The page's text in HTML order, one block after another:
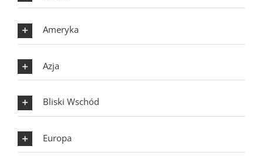
Ameryka
Azja
Bliski Wschód
Europa